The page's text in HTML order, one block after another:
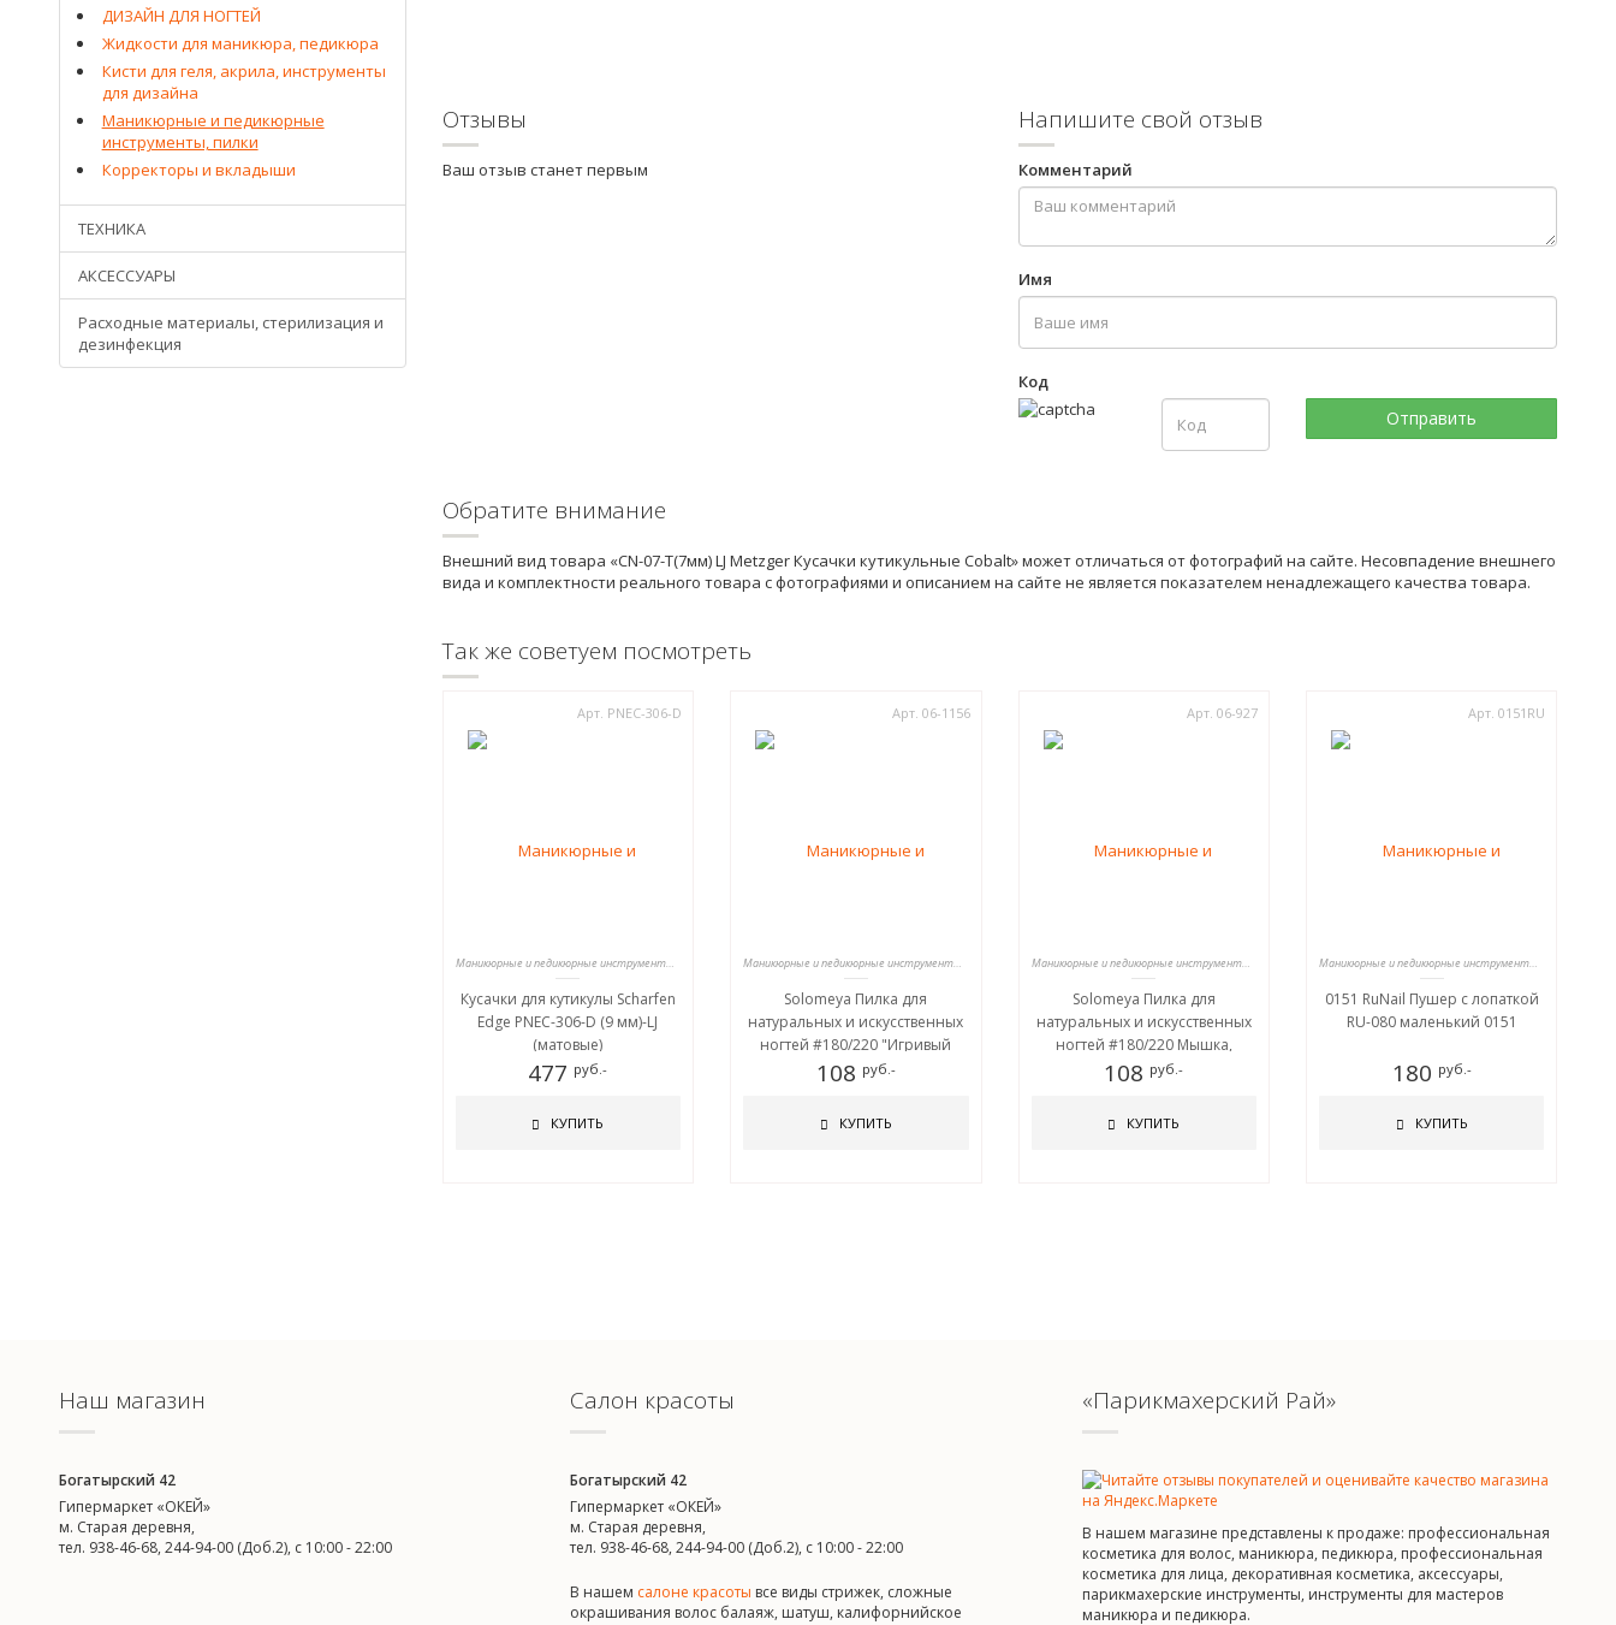
Отзывы
Ваш отзыв станет первым
Напишите свой отзыв
Комментарий
Имя
Код
Обратите внимание
Внешний вид товара «CN-07-T(7мм) LJ Metzger Кусачки кутикульные Cobalt» может отличаться от фотографий на сайте. Несовпадение внешнего
вида и комплектности реального товара с фотографиями и описанием на сайте не является показателем ненадлежащего качества товара.
Так же советуем посмотреть
Арт. PNEC-306-D
Маникюрные и педикюрные инструменты, пилки
Кусачки для кутикулы Scharfen
Edge PNEC-306-D (9 мм)-LJ
(матовые)
477 руб.-
КУПИТЬ
Арт. 06-1156
Маникюрные и педикюрные инструменты, пилки
Solomeya Пилка для
натуральных и искусственных
ногтей #180/220 "Игривый
Котенок"/Playful Kitten Nail File
108 руб.-
КУПИТЬ
Арт. 06-927
Маникюрные и педикюрные инструменты, пилки
Solomeya Пилка для
натуральных и искусственных
ногтей #180/220 Мышка,
приносящая удачу /Mouse for
108 руб.-
КУПИТЬ
Арт. 0151RU
Маникюрные и педикюрные инструменты, пилки
0151 RuNail Пушер с лопаткой
RU-080 маленький 0151
180 руб.-
КУПИТЬ
ДИЗАЙН ДЛЯ НОГТЕЙ
Жидкости для маникюра, педикюра
Кисти для геля, акрила, инструменты
для дизайна
Маникюрные и педикюрные
инструменты, пилки
Корректоры и вкладыши
ТЕХНИКА
АКСЕССУАРЫ
Расходные материалы, стерилизация и
дезинфекция
Наш магазин
Богатырский 42
Гипермаркет «ОКЕЙ»
м. Старая деревня,
тел. 938-46-68, 244-94-00 (Доб.2), c 10:00 - 22:00
Салон красоты
Богатырский 42
Гипермаркет «ОКЕЙ»
м. Старая деревня,
тел. 938-46-68, 244-94-00 (Доб.2), c 10:00 - 22:00
В нашем салоне красоты все виды стрижек, сложные
окрашивания волос балаяж, шатуш, калифорнийское
«Парикмахерский Рай»
В нашем магазине представлены к продаже: профессиональная
косметика для волос, маникюра, педикюра, профессиональная
косметика для лица, декоративная косметика, аксессуары,
парикмахерские инструменты, инструменты для мастеров
маникюра и педикюра.